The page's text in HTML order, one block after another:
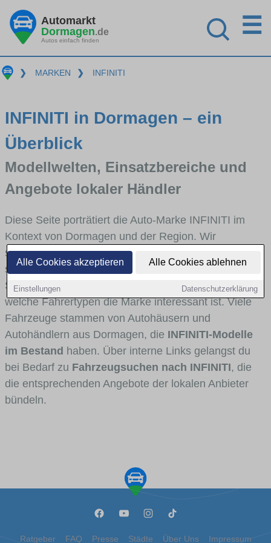
Alle Cookies akzeptieren Alle Cookies ablehnen
Einstellungen Datenschutzerklärung
Automarkt
Dormagen.de
Autos einfach finden
☰
❯ MARKEN ❯ INFINITI
INFINITI in Dormagen – ein
Überblick
Modellwelten, Einsatzbereiche und
Angebote lokaler Händler
Diese Seite porträtiert die Auto-Marke INFINITI im
Kontext von Dormagen und der Region. Wir
skizzieren, in welchen Fahrzeugklassen INFINITI
stark vertreten ist, welche Modellreihen häufig im
Stadt- und Umlandverkehr zu sehen sind und für
welche Fahrertypen die Marke interessant ist. Viele
Fahrzeuge stammen von Autohäusern und
Autohändlern aus Dormagen, die INFINITI-Modelle
im Bestand haben. Über interne Links gelangst du
bei Bedarf zu Fahrzeugsuchen nach INFINITI, die
die entsprechenden Angebote der lokalen Anbieter
bündeln.
Ratgeber FAQ Presse Städte Über Uns Impressum